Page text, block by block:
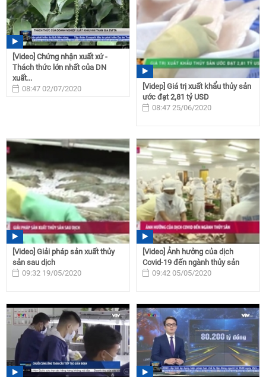
[Video] Chứng nhận xuất xứ -
Thách thức lớn nhất của DN
xuất...
08:47 02/07/2020
[Videp] Giá trị xuất khẩu thủy sản
ước đạt 2,81 tỷ USD
08:47 25/06/2020
[Video] Giải pháp sản xuất thủy
sản sau dịch
09:32 19/05/2020
[Video] Ảnh hưởng của dịch
Covid-19 đến ngành thủy sản
09:42 05/05/2020